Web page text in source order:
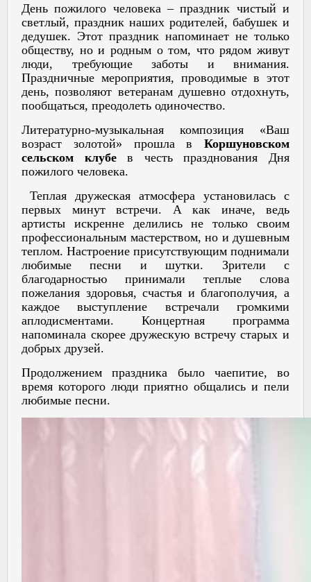
День пожилого человека – праздник чистый и
светлый, праздник наших родителей, бабушек и
дедушек. Этот праздник напоминает не только
обществу, но и родным о том, что рядом живут
люди, требующие заботы и внимания.
Праздничные мероприятия, проводимые в этот
день, позволяют ветеранам душевно отдохнуть,
пообщаться, преодолеть одиночество.
Литературно-музыкальная композиция «Ваш
возраст золотой» прошла в Коршуновском
сельском клубев честь празднования Дня
пожилого человека.
Теплая дружеская атмосфера установилась с
первых минут встречи. А как иначе, ведь
артисты искренне делились не только своим
профессиональным мастерством, но и душевным
теплом. Настроение присутствующим поднимали
любимые песни и шутки. Зрители с
благодарностью принимали теплые слова
пожелания здоровья, счастья и благополучия, а
каждое выступление встречали громкими
аплодисментами. Концертная программа
напоминала скорее дружескую встречу старых и
добрых друзей.
Продолжением праздника было чаепитие, во
время которого люди приятно общались и пели
любимые песни.